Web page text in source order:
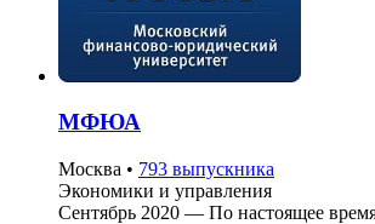
МФЮА
Москва • 793 выпускника
Экономики и управления
Сентябрь 2020 — По настоящее